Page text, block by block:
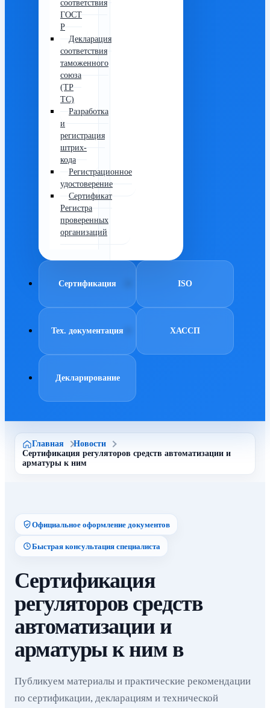
соответствия
ГОСТ
Р
Декларация
соответствия
таможенного
союза
(ТР
ТС)
Разработка
и
регистрация
штрих-
кода
Регистрационное
удостоверение
Сертификат
Регистра
проверенных
организаций
Сертификация ISO
Тех. документация ХАССП
Декларирование
Главная
Новости
Сертификация регуляторов средств автоматизации и
арматуры к ним
Официальное оформление документов
Быстрая консультация специалиста
Сертификация
регуляторов средств
автоматизации и
арматуры к ним в
Публикуем материалы и практические рекомендации
по сертификации, декларациям и технической